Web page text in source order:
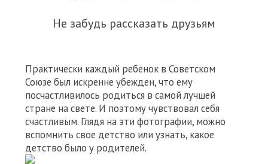
Не забудь рассказать друзьям
Практически каждый ребенок в Советском
Союзе был искренне убежден, что ему
посчастливилось родиться в самой лучшей
стране на свете. И поэтому чувствовал себя
счастливым. Глядя на эти фотографии, можно
вспомнить свое детство или узнать, какое
детство было у родителей.